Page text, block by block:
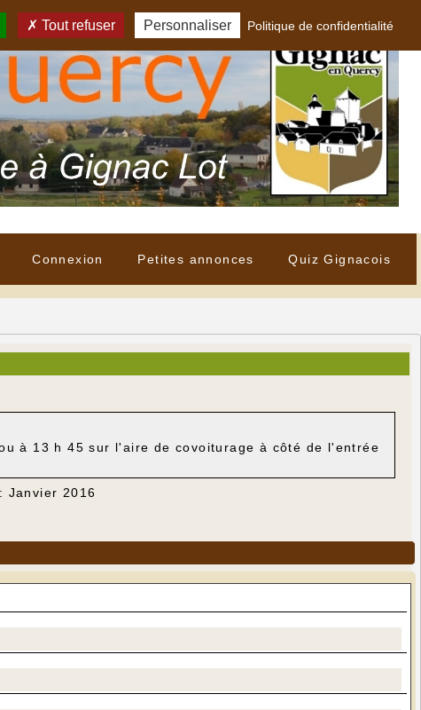
Connexion Petites annonces Quiz Gignacois
à 13 h 45 sur l'aire de covoiturage à côté de l'entrée
Janvier 2016
Tout refuser Personnaliser Politique de confidentialité